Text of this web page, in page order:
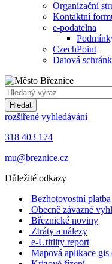
Organizační
Kontaktní
e-podatelna
CzechPoint
Datová
Hledat
rozšířené vyhledávání
318 403 174
mu@breznice.cz
Důležité odkazy
Bezhotovostní
Obecně závazné
Březnické noviny
Ztráty a nálezy
e-Utitlity report
Mapová aplikace gis